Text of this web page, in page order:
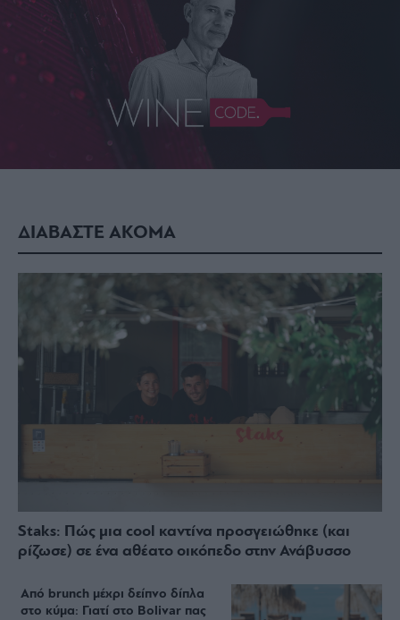
ΔΙΑΒΑΣΤΕ ΑΚΟΜΑ
Staks: Πώς μια cool καντίνα προσγειώθηκε (και
ρίζωσε) σε ένα αθέατο οικόπεδο στην Ανάβυσσο
Από brunch μέχρι δείπνο δίπλα
στο κύμα: Γιατί στο Bolivar πας